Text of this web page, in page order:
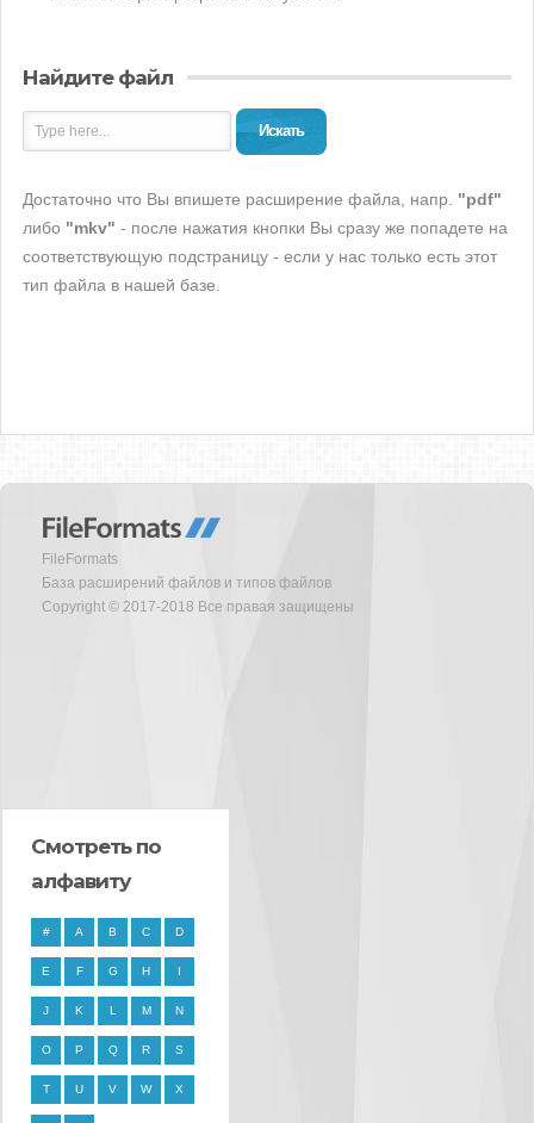
Найдите файл
Искать
Достаточно что Вы впишете расширение файла, напр. "pdf"
либо "mkv" - после нажатия кнопки Вы сразу же попадете на
соответствующую подстраницу - если у нас только есть этот
тип файла в нашей базе.
FileFormats
База расширений файлов и типов файлов
Copyright © 2017-2018 Все правая защищены
Смотреть по
алфавиту
# A B C D
E F G H I
J K L M N
O P Q R S
T U V W X